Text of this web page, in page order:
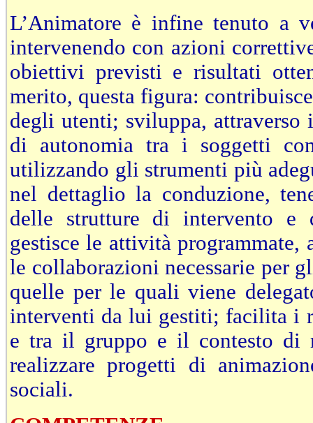
L’Animatore è infine tenuto a
intervenendo con azioni
obiettivi previsti e risultati
merito, questa figura:
degli utenti; sviluppa, attraverso
di autonomia tra i soggetti
utilizzando gli strumenti più
nel dettaglio la conduzione,
delle strutture di intervento e
gestisce le attività programmate,
le collaborazioni necessarie per
quelle per le quali viene
interventi da lui gestiti; facilita i
e tra il gruppo e il contesto di
realizzare progetti di
sociali.